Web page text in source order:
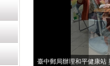
臺中郵局辦理和平健康站
臺中郵局辦理和平健康站